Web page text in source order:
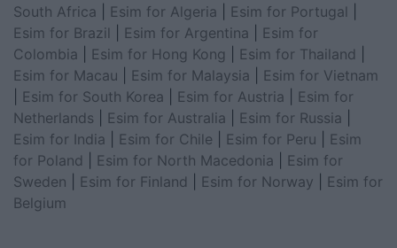
South Africa
Esim for Algeria Esim for Portugal
Esim for Brazil
Esim for Argentina
Esim for
Colombia
Esim for Hong Kong Esim for Thailand
Esim for Macau
Esim for Malaysia
Esim for Vietnam
Esim for South Korea Esim for Austria
Esim for
Netherlands
Esim for Australia Esim for Russia
Esim for India
Esim for Chile Esim for Peru
Esim
for Poland
Esim for North Macedonia
Esim for
Sweden
Esim for Finland Esim for Norway
Esim for
Belgium